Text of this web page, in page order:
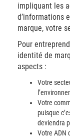
impliquant les
d’informations
marque, votre
Pour
identité de
aspects :
Votre
Votre
puisque
deviendra
Votre ADN